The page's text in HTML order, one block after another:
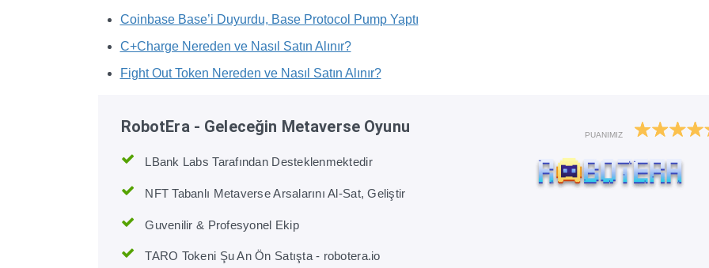
Coinbase Base’i Duyurdu, Base Protocol Pump Yaptı
C+Charge Nereden ve Nasıl Satın Alınır?
Fight Out Token Nereden ve Nasıl Satın Alınır?
RobotEra - Geleceğin Metaverse Oyunu PUANIMIZ
LBank Labs Tarafından Desteklenmektedir
NFT Tabanlı Metaverse Arsalarını Al-Sat, Geliştir
Guvenilir & Profesyonel Ekip
TARO Tokeni Şu An Ön Satışta - robotera.io